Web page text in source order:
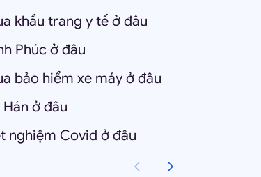
khẩu trang y tế ở đâu
Phúc ở đâu
bảo hiểm xe máy ở đâu
Hán ở đâu
nghiệm Covid ở đâu